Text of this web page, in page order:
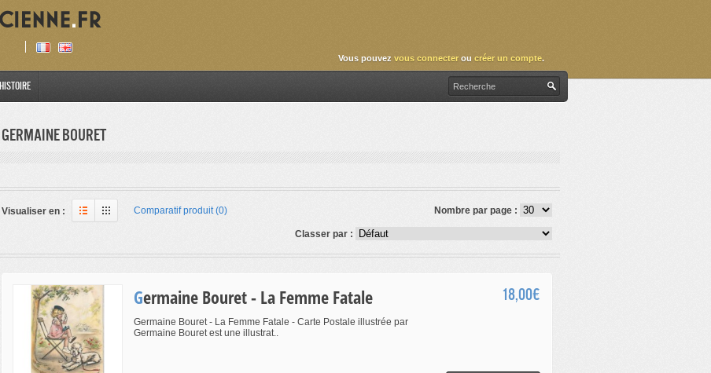
Vous pouvez vous connecter ou créer un compte.
Histoire
Germaine bouret
Visualiser en : Comparatif produit (0) Nombre par page :
Classer par :
Germaine Bouret - La Femme Fatale
Germaine Bouret - La Femme Fatale - Carte Postale illustrée par
Germaine Bouret est une illustrat..
18,00€